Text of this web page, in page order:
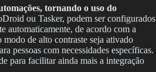
tornando o uso do
ou Tasker, podem ser configurados
automaticamente, de acordo com a
de alto contraste seja ativado
pessoas com necessidades específicas.
para facilitar ainda mais a integração